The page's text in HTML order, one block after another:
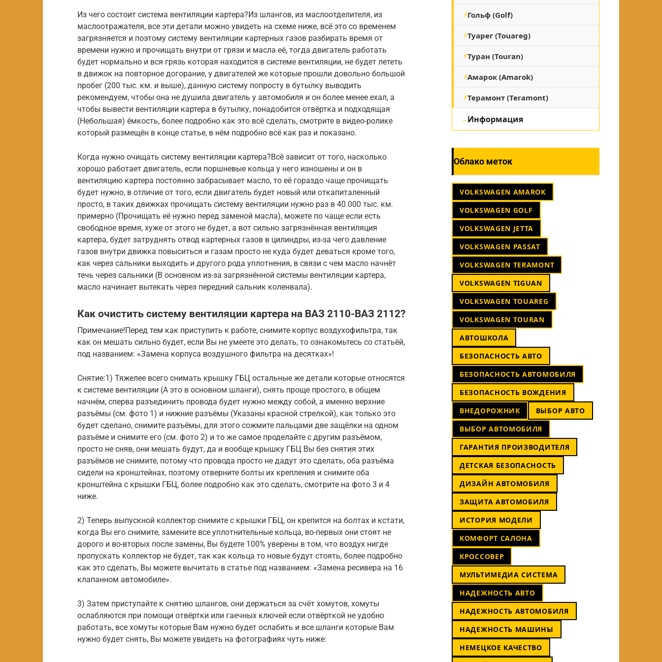
Из чего состоит система вентиляции картера?Из шлангов, из маслоотделителя, из
маслоотражателя, все эти детали можно увидеть на схеме ниже, всё это со временем
загрязняется и поэтому систему вентиляции картерных газов разбирать время от
времени нужно и прочищать внутри от грязи и масла её, тогда двигатель работать
будет нормально и вся грязь которая находится в системе вентиляции, не будет лететь
в движок на повторное догорание, у двигателей же которые прошли довольно большой
пробег (200 тыс. км. и выше), данную систему попросту в бутылку выводить
рекомендуем, чтобы она не душила двигатель у автомобиля и он более менее ехал, а
чтобы вывести вентиляции картера в бутылку, понадобится отвёртка и подходящая
(Небольшая) ёмкость, более подробно как это всё сделать, смотрите в видео-ролике
который размещён в конце статье, в нём подробно всё как раз и показано.
Когда нужно очищать систему вентиляции картера?Всё зависит от того, насколько
хорошо работает двигатель, если поршневые кольца у него изношены и он в
вентиляцию картера постоянно забрасывает масло, то её гораздо чаще прочищать
будет нужно, в отличие от того, если двигатель будет новый или откапиталенный
просто, в таких движках прочищать систему вентиляции нужно раз в 40.000 тыс. км.
примерно (Прочищать её нужно перед заменой масла), можете по чаще если есть
свободное время, хуже от этого не будет, а вот сильно загрязнённая вентиляция
картера, будет затруднять отвод картерных газов в цилиндры, из-за чего давление
газов внутри движка повыситься и газам просто не куда будет деваться кроме того,
как через сальники выходить и другого рода уплотнения, в связи с чем масло начнёт
течь через сальники (В основном из-за загрязнённой системы вентиляции картера,
масло начинает вытекать через передний сальник коленвала).
Как очистить систему вентиляции картера на ВАЗ 2110-ВАЗ 2112?
Примечание!Перед тем как приступить к работе, снимите корпус воздухофильтра, так
как он мешать сильно будет, если Вы не умеете это делать, то ознакомьтесь со статьёй,
под названием: «Замена корпуса воздушного фильтра на десятках»!
Снятие:1) Тяжелее всего снимать крышку ГБЦ остальные же детали которые относятся
к системе вентиляции (А это в основном шланги), снять проще простого, в общем
начнём, сперва разъединить провода будет нужно между собой, а именно верхние
разъёмы (см. фото 1) и нижние разъёмы (Указаны красной стрелкой), как только это
будет сделано, снимите разъёмы, для этого сожмите пальцами две защёлки на одном
разъёме и снимите его (см. фото 2) и то же самое проделайте с другим разъёмом,
просто не сняв, они мешать будут, да и вообще крышку ГБЦ Вы без снятия этих
разъёмов не снимите, потому что провода просто не дадут это сделать, оба разъёма
сидели на кронштейнах, поэтому отверните болты их крепления и снимите оба
кронштейна с крышки ГБЦ, более подробно как это сделать, смотрите на фото 3 и 4
ниже.
2) Теперь выпускной коллектор снимите с крышки ГБЦ, он крепится на болтах и кстати,
когда Вы его снимите, замените все уплотнительные кольца, во-первых они стоят не
дорого и во-вторых после замены, Вы будете 100% уверены в том, что воздух нигде
пропускать коллектор не будет, так как кольца то новые будут стоять, более подробно
как это сделать, Вы можете вычитать в статье под названием: «Замена ресивера на 16
клапанном автомобиле».
3) Затем приступайте к снятию шлангов, они держаться за счёт хомутов, хомуты
ослабляются при помощи отвёртки или гаечных ключей если отвёрткой не удобно
работать, все хомуты которые Вам нужно будет ослабить и все шланги которые Вам
нужно будет снять, Вы можете увидеть на фотографиях чуть ниже:
Гольф (Golf)
Туарег (Touareg)
Туран (Touran)
Амарок (Amarok)
Терамонт (Teramont)
Информация
Облако меток
VOLKSWAGEN AMAROK
VOLKSWAGEN GOLF
VOLKSWAGEN JETTA
VOLKSWAGEN PASSAT
VOLKSWAGEN TERAMONT
VOLKSWAGEN TIGUAN
VOLKSWAGEN TOUAREG
VOLKSWAGEN TOURAN
АВТОШКОЛА
БЕЗОПАСНОСТЬ АВТО
БЕЗОПАСНОСТЬ АВТОМОБИЛЯ
БЕЗОПАСНОСТЬ ВОЖДЕНИЯ
ВНЕДОРОЖНИК
ВЫБОР АВТО
ВЫБОР АВТОМОБИЛЯ
ГАРАНТИЯ ПРОИЗВОДИТЕЛЯ
ДЕТСКАЯ БЕЗОПАСНОСТЬ
ДИЗАЙН АВТОМОБИЛЯ
ЗАЩИТА АВТОМОБИЛЯ
ИСТОРИЯ МОДЕЛИ
КОМФОРТ САЛОНА
КРОССОВЕР
МУЛЬТИМЕДИА СИСТЕМА
НАДЕЖНОСТЬ АВТО
НАДЕЖНОСТЬ АВТОМОБИЛЯ
НАДЕЖНОСТЬ МАШИНЫ
НЕМЕЦКОЕ КАЧЕСТВО